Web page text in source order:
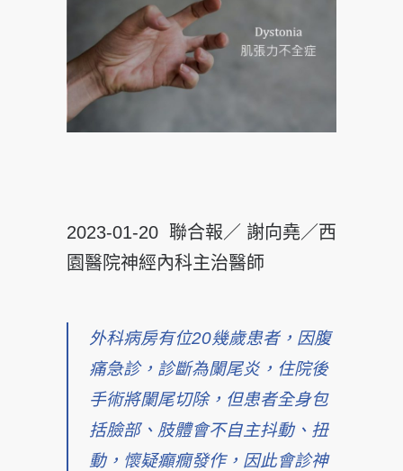
2023-01-20 聯合報／ 謝向堯／西
園醫院神經內科主治醫師
外科病房有位20幾歲患者，因腹
痛急診，診斷為闌尾炎，住院後
手術將闌尾切除，但患者全身包
括臉部、肢體會不自主抖動、扭
動，懷疑癲癇發作，因此會診神